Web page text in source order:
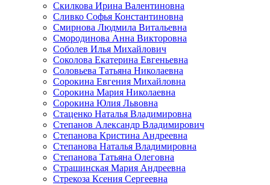
Скилкова Ирина Валентиновна
Сливко Софья Константиновна
Смирнова Людмила Витальевна
Смородинова Анна Викторовна
Соболев Илья Михайлович
Соколова Екатерина Евгеньевна
Соловьева Татьяна Николаевна
Сорокина Евгения Михайловна
Сорокина Мария Николаевна
Сорокина Юлия Львовна
Стаценко Наталья Владимировна
Степанов Александр Владимирович
Степанова Кристина Андреевна
Степанова Наталья Владимировна
Степанова Татьяна Олеговна
Страшинская Мария Андреевна
Стрекоза Ксения Сергеевна